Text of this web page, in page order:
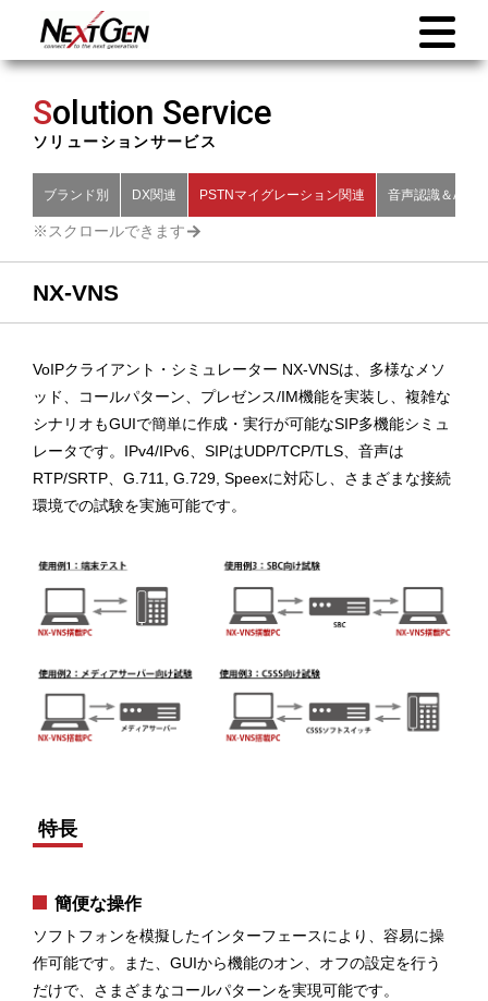
Solution Service
ソリューションサービス
ブランド別 DX関連 PSTNマイグレーション関連 音声認識＆AI関
NX-VNS
VoIPクライアント・シミュレーター NX-VNSは、多様なメソ
ッド、コールパターン、プレゼンス/IM機能を実装し、複雑な
シナリオもGUIで簡単に作成・実行が可能なSIP多機能シミュ
レータです。IPv4/IPv6、SIPはUDP/TCP/TLS、音声は
RTP/SRTP、G.711, G.729, Speexに対応し、さまざまな接続
環境での試験を実施可能です。
特長
簡便な操作
ソフトフォンを模擬したインターフェースにより、容易に操
作可能です。また、GUIから機能のオン、オフの設定を行う
だけで、さまざまなコールパターンを実現可能です。